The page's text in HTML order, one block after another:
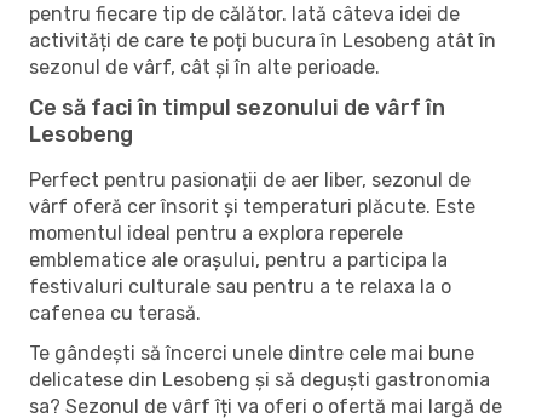
pentru fiecare tip de călător. Iată câteva idei de
activități de care te poți bucura în Lesobeng atât în ​​
sezonul de vârf, cât și în alte perioade.
Ce să faci în timpul sezonului de vârf în
Lesobeng
Perfect pentru pasionații de aer liber, sezonul de
vârf oferă cer însorit și temperaturi plăcute. Este
momentul ideal pentru a explora reperele
emblematice ale orașului, pentru a participa la
festivaluri culturale sau pentru a te relaxa la o
cafenea cu terasă.
Te gândești să încerci unele dintre cele mai bune
delicatese din Lesobeng și să deguști gastronomia
sa? Sezonul de vârf îți va oferi o ofertă mai largă de